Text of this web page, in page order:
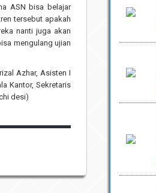
ASN bisa belajar
tersebut apakah
nanti juga akan
mengulang ujian
Azhar, Asisten I
Kantor, Sekretaris
desi)